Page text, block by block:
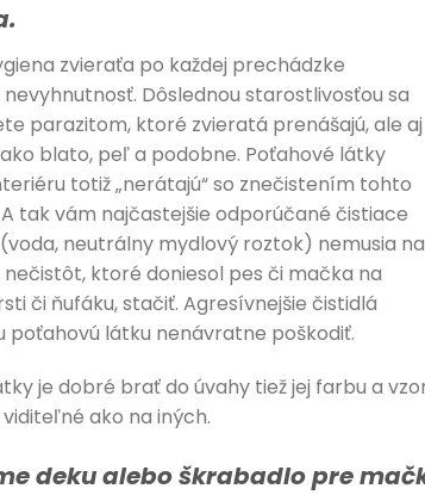
zvieraťa po každej prechádzke
Dôslednou starostlivosťou sa
parazitom, ktoré zvieratá prenášajú, ale aj
blato, peľ a podobne. Poťahové látky
totiž „nerátajú“ so znečistením tohto
tak vám najčastejšie odporúčané čistiace
neutrálny mydlový roztok) nemusia na
ktoré doniesol pes či mačka na
či ňufáku, stačiť. Agresívnejšie čistidlá
poťahovú látku nenávratne poškodiť.
je dobré brať do úvahy tiež jej farbu a
ako na iných.
deku alebo škrabadlo pre